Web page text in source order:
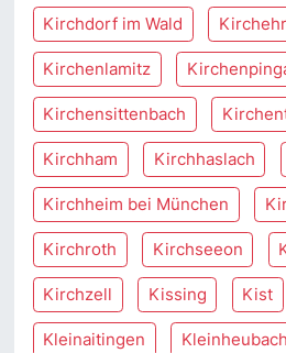
Kirchdorf im Wald
Kirchenlamitz
Kirchensittenbach
Kirchham Kirchhaslach
Kirchheim bei München
Kirchroth Kirchseeon
Kirchzell Kissing Kist
Kleinaitingen Kleinheubach